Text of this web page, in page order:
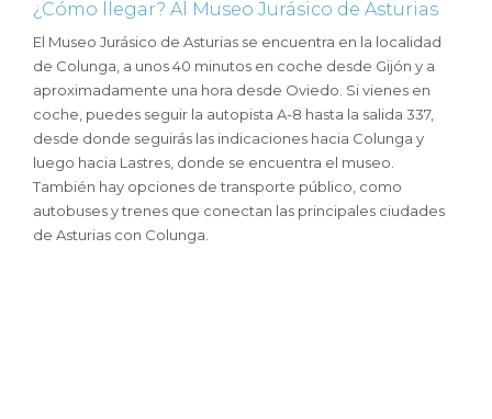
¿Cómo llegar? Al Museo Jurásico de Asturias
El Museo Jurásico de Asturias se encuentra en la localidad
de Colunga, a unos 40 minutos en coche desde Gijón y a
aproximadamente una hora desde Oviedo. Si vienes en
coche, puedes seguir la autopista A-8 hasta la salida 337,
desde donde seguirás las indicaciones hacia Colunga y
luego hacia Lastres, donde se encuentra el museo.
También hay opciones de transporte público, como
autobuses y trenes que conectan las principales ciudades
de Asturias con Colunga.